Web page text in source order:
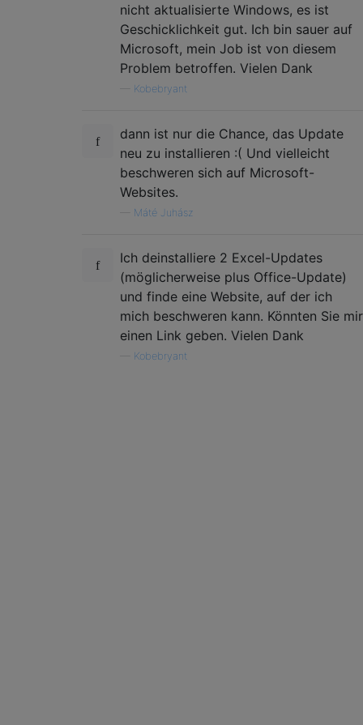
nicht aktualisierte Windows, es ist
Geschicklichkeit gut. Ich bin sauer auf
Microsoft, mein Job ist von diesem
Problem betroffen. Vielen Dank
Kobebryant
dann ist nur die Chance, das Update
neu zu installieren :( Und vielleicht
beschweren sich auf Microsoft-
Websites.
Máté Juhász
Ich deinstalliere 2 Excel-Updates
(möglicherweise plus Office-Update)
und finde eine Website, auf der ich
mich beschweren kann. Könnten Sie mir
einen Link geben. Vielen Dank
Kobebryant